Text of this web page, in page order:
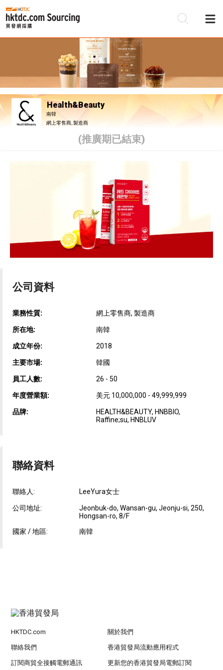
Health&Beauty
南韓
網上零售商, 製造商
(推廣期已結束)
公司資料
業務性質: 網上零售商, 製造商
所在地: 南韓
成立年份: 2018
主要市場: 韓國
員工人數: 26 - 50
年度營業額: 美元 10,000,000 - 49,999,999
品牌:
HEALTH&BEAUTY, HNBBIO,
Raffine;su, HNBLUV
聯絡資料
聯絡人: LeeYura女士
公司地址:
Jeonbuk-do, Wansan-gu, Jeonju-si, 250,
Hongsan-ro, 8/F
國家 / 地區:
南韓
HKTDC.com 關於我們
聯絡我們 香港貿發局流動應用程式
訂閱商貿全接觸電郵通訊 更新您的香港貿發局電郵訂閱